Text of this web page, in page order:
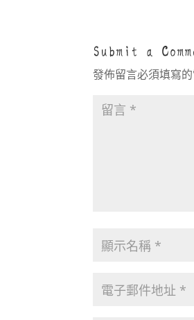
Submit a
發佈留言必須填寫